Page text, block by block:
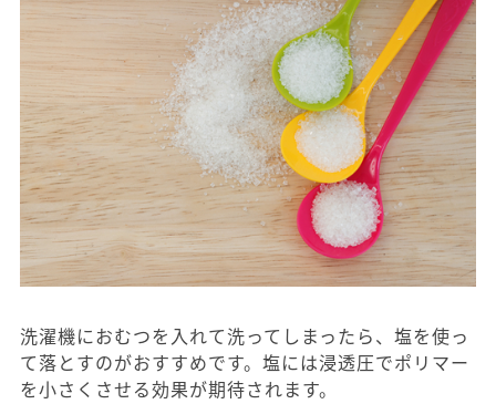
洗濯機におむつを入れて洗ってしまったら、塩を使っ
て落とすのがおすすめです。塩には浸透圧でポリマー
を小さくさせる効果が期待されます。